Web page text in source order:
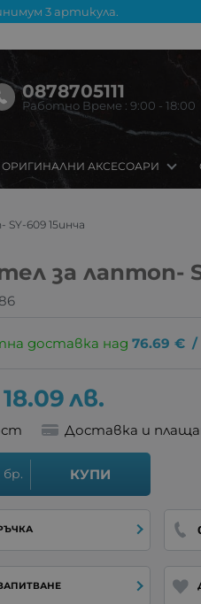
3 артикула.
0878705111
Работно Време : 9:00 - 18:00
ОРИГИНАЛНИ АКСЕСОАРИ
609 15инча
за лаптоп-
доставка над76.69 € /
18.09лв.
Доставка и
бр. КУПИ